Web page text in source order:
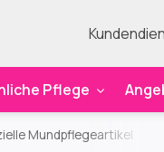
Pflege
Mundpflegeartikel